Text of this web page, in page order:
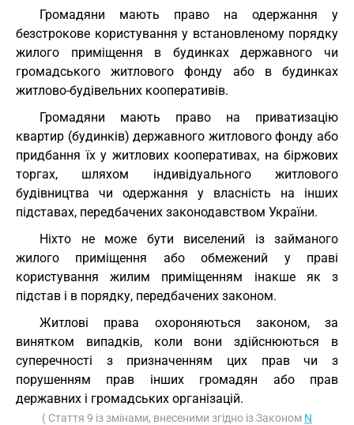
Громадяни мають право на одержання у
безстрокове користування у встановленому порядку
жилого приміщення в будинках державного чи
громадського житлового фонду або в будинках
житлово-будівельних кооперативів.
Громадяни мають право на приватизацію
квартир (будинків) державного житлового фонду або
придбання їх у житлових кооперативах, на біржових
торгах, шляхом індивідуального житлового
будівництва чи одержання у власність на інших
підставах, передбачених законодавством України.
Ніхто не може бути виселений із займаного
жилого приміщення або обмежений у праві
користування жилим приміщенням інакше як з
підстав і в порядку, передбачених законом.
Житлові права охороняються законом, за
винятком випадків, коли вони здійснюються в
суперечності з призначенням цих прав чи з
порушенням прав інших громадян або прав
державних і громадських організацій.
( Стаття 9 із змінами, внесеними згідно із Законом N